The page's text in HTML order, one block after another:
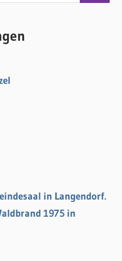
in Langendorf.
1975 in